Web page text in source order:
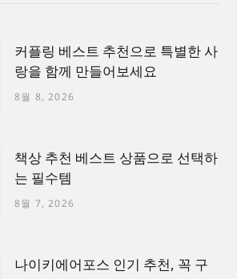
커플링 베스트 추천으로 특별한 사
랑을 함께 만들어보세요
8월 8, 2026
책상 추천 베스트 상품으로 선택하
는 필수템
8월 7, 2026
나이키에어포스 인기 추천, 꼭 구